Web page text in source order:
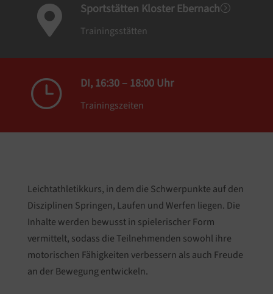
 Sportstätten Kloster Ebernach=
Trainingsstätten
} DI, 16:30 – 18:00 Uhr
Trainingszeiten
Leichtathletikkurs, in dem die Schwerpunkte auf den
Disziplinen Springen, Laufen und Werfen liegen. Die
Inhalte werden bewusst in spielerischer Form
vermittelt, sodass die Teilnehmenden sowohl ihre
motorischen Fähigkeiten verbessern als auch Freude
an der Bewegung entwickeln.